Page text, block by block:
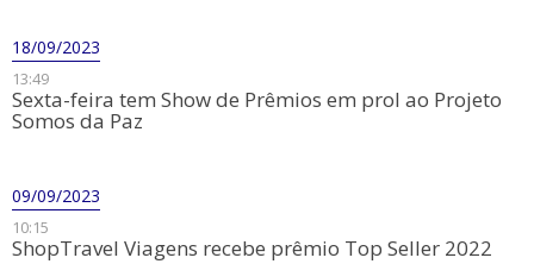
18/09/2023
13:49
Sexta-feira tem Show de Prêmios em prol ao Projeto
Somos da Paz
09/09/2023
10:15
ShopTravel Viagens recebe prêmio Top Seller 2022